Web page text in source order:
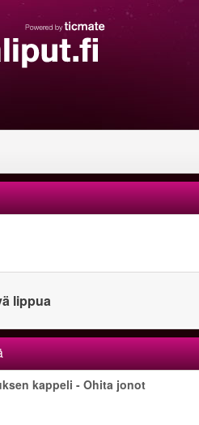
lippua
kappeli - Ohita jonot